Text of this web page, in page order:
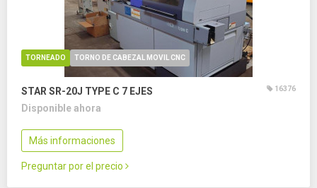
TORNEADO TORNO DE CABEZAL MOVIL CNC
STAR SR-20J TYPE C 7 EJES 16376
Disponible ahora
Más informaciones
Preguntar por el precio